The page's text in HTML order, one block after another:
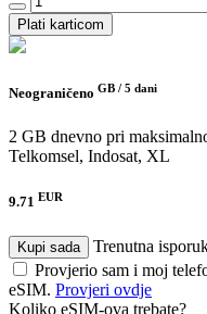
Plati karticom
Neograničeno GB / 5 dani
2 GB dnevno pri
Telkomsel, Indosat, XL
9.71 EUR
Kupi sada
Trenutna
Provjerio sam i moj
eSIM. Provjeri ovdje
Koliko eSIM-ova trebate?